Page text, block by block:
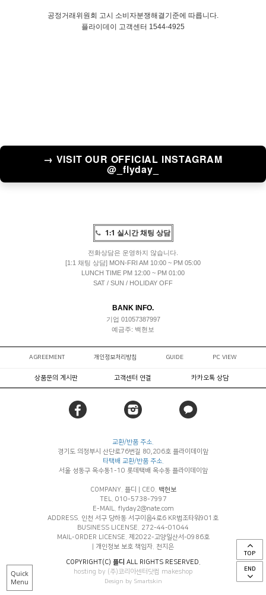
Quick
Menu
TOP
END
공정거래위원회 고시 소비자분쟁해결기준에 따릅니다.
플라이데이 고객센터 1544-4925
→ VISIT OUR OFFICIAL INSTAGRAM
@_flyday_
1:1 실시간 채팅 상담
전화상담은 운영하지 않습니다.
[1:1 채팅 상담] MON-FRI AM 10:00 ~ PM 05:00
LUNCH TIME PM 12:00 ~ PM 01:00
SAT / SUN / HOLIDAY OFF
BANK INFO.
기업 01057387997
예금주: 백현보
AGREEMENT 개인정보처리방침 GUIDE PC VIEW
상품문의 게시판 고객센터 연결 카카오톡 상담
교환/반품 주소.
경기도 의정부시 산단로76번길 80,206호 플라이데이앞
타택배 교환/반품 주소.
서울 성동구 옥수동1-10 롯데택배 옥수동 플라이데이앞
COMPANY. 플디 CEO.
백현보
TEL. 010-5738-7997
E-MAIL. flyday2@nate.com
ADDRESS. 인천 서구 당하동 서구이음4로6 KR법조타워901호
BUSINESS LICENSE. 272-44-01044
MAIL-ORDER LICENSE. 제2022-고양일산서-0986호
개인정보 보호 책임자. 천지은
COPYRIGHT(C) 플디 ALL RIGHTS RESERVED.
hosting by (주)코리아센터닷컴 makeshop